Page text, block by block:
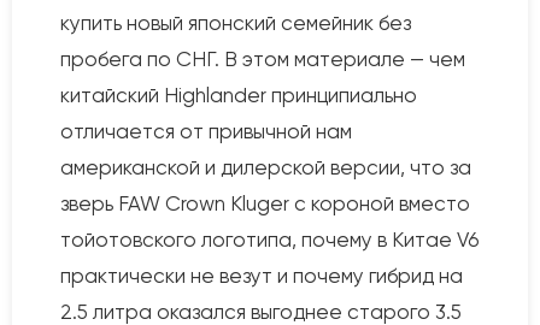
купить новый японский семейник без
пробега по СНГ. В этом материале — чем
китайский Highlander принципиально
отличается от привычной нам
американской и дилерской версии, что за
зверь FAW Crown Kluger с короной вместо
тойотовского логотипа, почему в Китае V6
практически не везут и почему гибрид на
2.5 литра оказался выгоднее старого 3.5